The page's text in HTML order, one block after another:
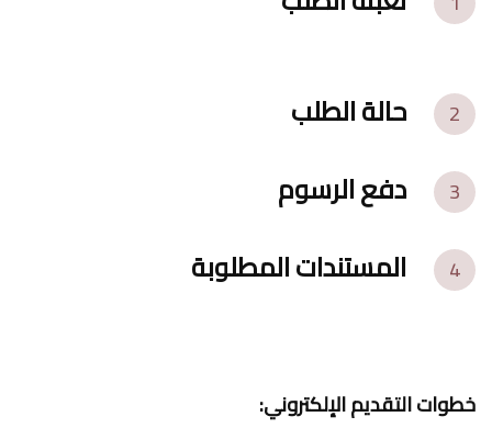
2 حالة الطلب
3 دفع الرسوم
4 المستندات المطلوبة
خطوات التقديم الإلكتروني: